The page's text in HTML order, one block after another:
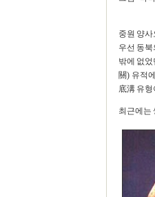
중원 양
우선 동북
밖에 없
關) 유적
底溝 유
최근에는